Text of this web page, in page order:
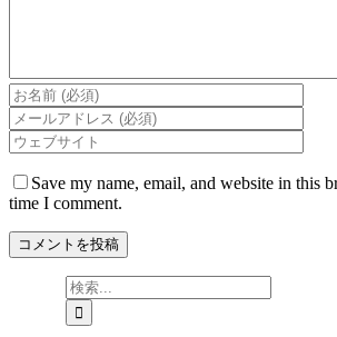
Save my name, email, and website in this
time I comment.
検
索
…